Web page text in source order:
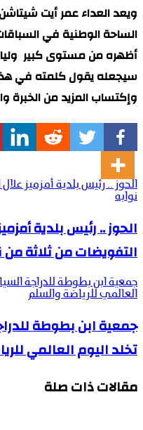
ويعد العداء عمر أيت
الساحة الوطنية في
أظهره من مستوى كبير
سيجعله يقول كلمته في
وإكتساب المزيد من الخبرة
الحوز .. رئيس بلدية أمزميز
نوابه
الحوز .. رئيس بلدية
التفويضات من ثلاثة من
جمعية ابن بطوطة للدراجة
العالمي للرياضة والسلم
جمعية ابن بطوطة
تخلد اليوم العالمي
مقالات ذات صلة